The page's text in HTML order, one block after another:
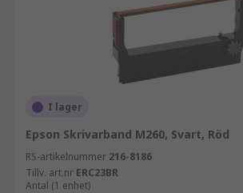
I lager
Epson Skrivarband M260, Svart, Röd
RS-artikelnummer 216-8186
Tillv. art.nr ERC23BR
Antal (1 enhet)